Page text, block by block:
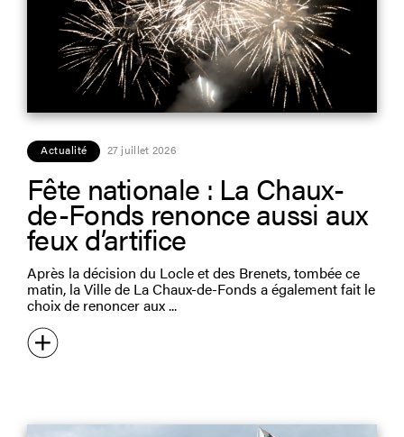
Actualité 27 juillet 2026
Fête nationale : La Chaux-
de-Fonds renonce aussi aux
feux d’artifice
Après la décision du Locle et des Brenets, tombée ce
matin, la Ville de La Chaux-de-Fonds a également fait le
choix de renoncer aux